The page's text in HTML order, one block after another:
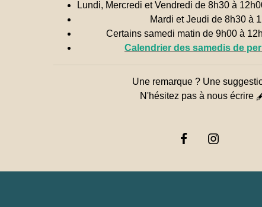
Lundi, Mercredi et Vendredi de 8h30 à
Mardi et Jeudi de 8h30 à
Certains samedi matin de 9h00 à
Calendrier des samedis de
Une remarque ? Une
N'hésitez pas à nous écrire